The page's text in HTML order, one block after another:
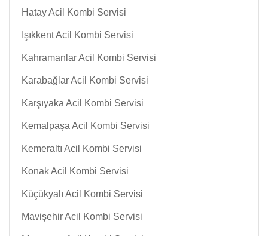
Hatay Acil Kombi Servisi
Işıkkent Acil Kombi Servisi
Kahramanlar Acil Kombi Servisi
Karabağlar Acil Kombi Servisi
Karşıyaka Acil Kombi Servisi
Kemalpaşa Acil Kombi Servisi
Kemeraltı Acil Kombi Servisi
Konak Acil Kombi Servisi
Küçükyalı Acil Kombi Servisi
Mavişehir Acil Kombi Servisi